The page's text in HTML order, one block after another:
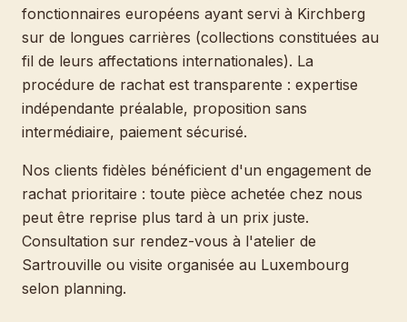
fonctionnaires européens ayant servi à Kirchberg
sur de longues carrières (collections constituées au
fil de leurs affectations internationales). La
procédure de rachat est transparente : expertise
indépendante préalable, proposition sans
intermédiaire, paiement sécurisé.
Nos clients fidèles bénéficient d'un engagement de
rachat prioritaire : toute pièce achetée chez nous
peut être reprise plus tard à un prix juste.
Consultation sur rendez-vous à l'atelier de
Sartrouville ou visite organisée au Luxembourg
selon planning.